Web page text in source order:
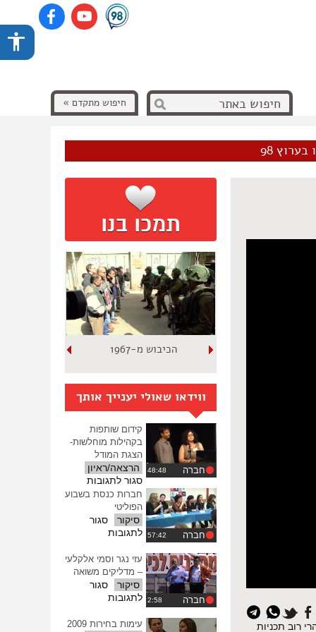
חיפוש מתקדם »
בערוץ 98
רוב תכניות
הכיבוש מ-1967
ווידאו שאולי יענייך אותך
חברה
קידום שותפות
בקהילות מוחלשות-
הצגת המודל
הרצאה/ראיון
סגור לתגובותעל
קידום
המודל
חברה
חברות כנסת בשבוע
הפוליטי
סיקור
סגור
לתגובותעל
כנסת
בשבוע
הפוליטי
חברה
עזי נגר וסמי אלקלעי
– מדליקים משואה
סיקור
סגור
לתגובותעל
נגר
עימות בחירות 2009